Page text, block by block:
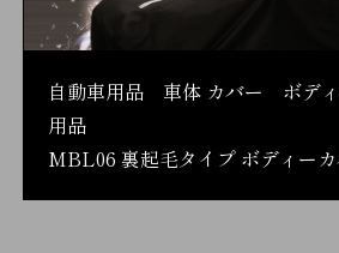
自動車用品 車体 カバー ボデ
用品
MBL06 裏起毛タイプ ボディー